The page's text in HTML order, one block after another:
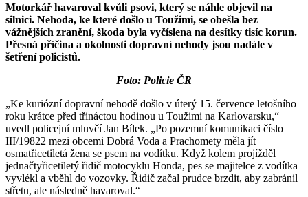
Motorkář havaroval kvůli psovi, který se náhle objevil na
silnici. Nehoda, ke které došlo u Toužimi, se obešla bez
vážnějších zranění, škoda byla vyčíslena na desítky tisíc korun.
Přesná příčina a okolnosti dopravní nehody jsou nadále v
šetření policistů.
Foto: Policie ČR
„Ke kuriózní dopravní nehodě došlo v úterý 15. července letošního
roku krátce před třináctou hodinou u Toužimi na Karlovarsku,“
uvedl policejní mluvčí Jan Bílek. „Po pozemní komunikaci číslo
III/19822 mezi obcemi Dobrá Voda a Prachomety měla jít
osmatřicetiletá žena se psem na vodítku. Když kolem projížděl
jednačtyřicetiletý řidič motocyklu Honda, pes se majitelce z vodítka
vyvlékl a vběhl do vozovky. Řidič začal prudce brzdit, aby zabránil
střetu, ale následně havaroval.“